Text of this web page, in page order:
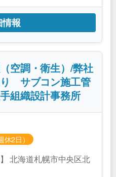
報
空調・衛生）/弊社
サブコン施工管
組織設計事務所
2日）
北海道札幌市中央区北